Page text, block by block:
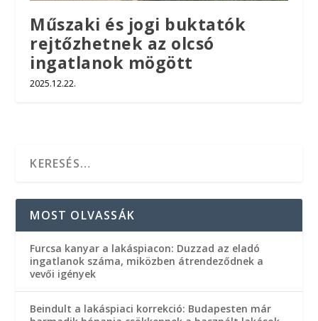
Műszaki és jogi buktatók
rejtőzhetnek az olcsó
ingatlanok mögött
2025.12.22.
MOST OLVASSÁK
Furcsa kanyar a lakáspiacon: Duzzad az eladó
ingatlanok száma, miközben átrendeződnek a
vevői igények
Beindult a lakáspiaci korrekció: Budapesten már